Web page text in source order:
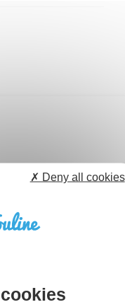
✗ Deny all cookies